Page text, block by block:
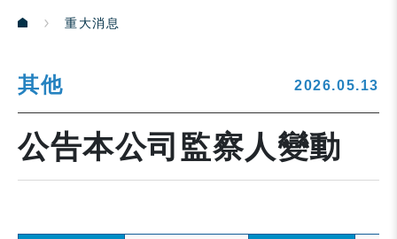
重大消息
其他 2026.05.13
公告本公司監察人變動